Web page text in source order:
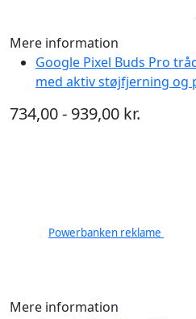
Mere information
Google Pixel Buds Pro
med aktiv støjfjerning og
734,00 - 939,00 kr.
Powerbanken reklame
Mere information